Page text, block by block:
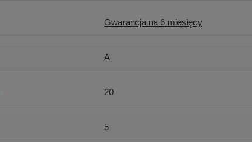
Gwarancja na 6 miesięcy
A
20
5